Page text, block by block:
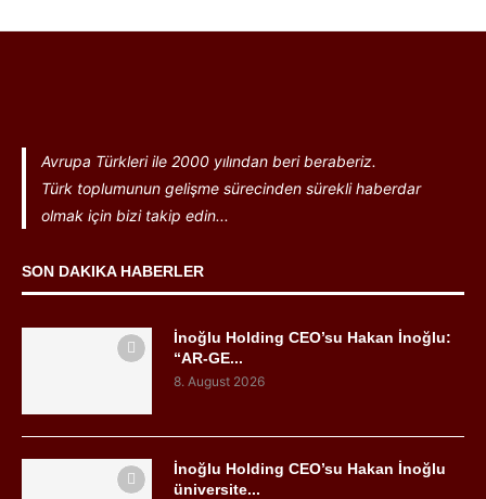
Avrupa Türkleri ile 2000 yılından beri beraberiz.
Türk toplumunun gelişme sürecinden sürekli haberdar
olmak için bizi takip edin...
SON DAKIKA HABERLER
İnoğlu Holding CEO’su Hakan İnoğlu:
“AR-GE...
8. August 2026
İnoğlu Holding CEO’su Hakan İnoğlu
üniversite...